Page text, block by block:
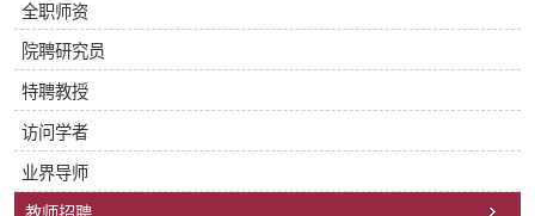
全职师资
院聘研究员
特聘教授
访问学者
业界导师